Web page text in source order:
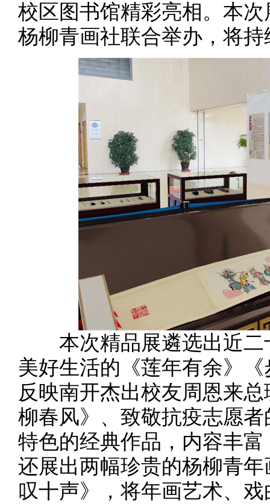
校区图书馆精彩亮相。本
杨柳青画社联合举办，将持
本次精品展遴选出近二
美好生活的《莲年有余》
反映南开杰出校友周恩来
柳春风》、致敬抗疫志愿
特色的经典作品，内容丰
还展出两幅珍贵的杨柳青
叹十声》，将年画艺术、